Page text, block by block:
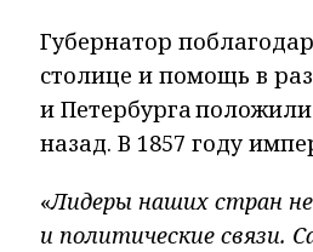
Губернатор
столице и помощь в
и Петербурга
назад. В 1857 году
«Лидеры наших стран
и политические связи.